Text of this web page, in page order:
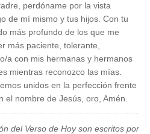
perdóname por la vista
de mí mismo y tus hijos. Con tu
más profundo de los que me
más paciente, tolerante,
a con mis hermanas y hermanos
mientras reconozco las mías.
unidos en la perfección frente
el nombre de Jesús, oro, Amén.
del Verso de Hoy son escritos por